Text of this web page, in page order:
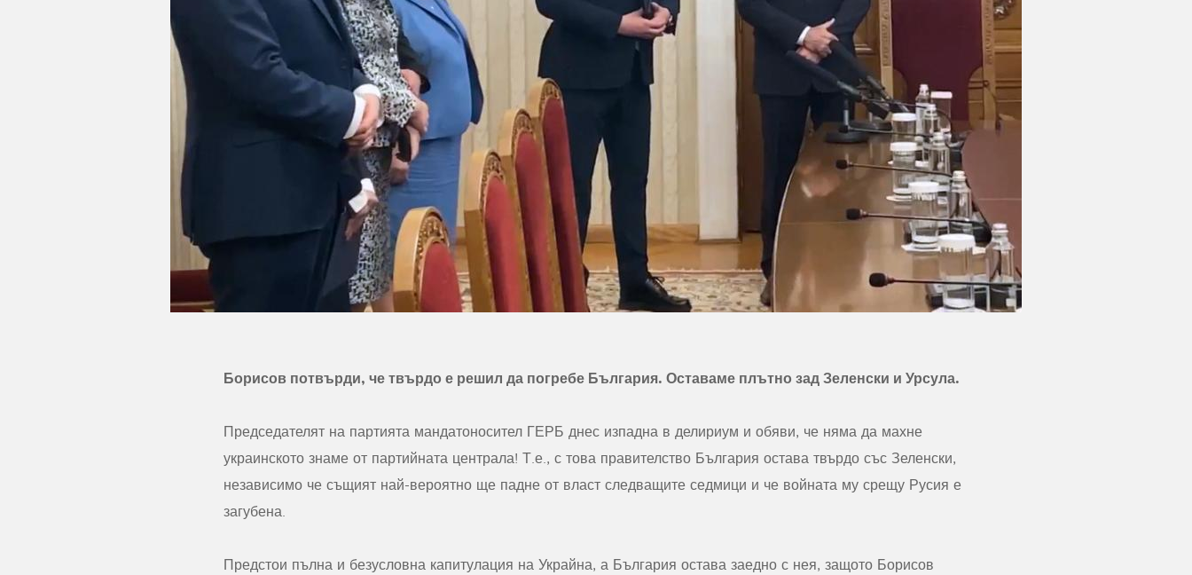
Борисов потвърди, че твърдо е решил да погребе България. Оставаме плътно зад Зеленски и Урсула.
Председателят на партията мандатоносител ГЕРБ днес изпадна в делириум и обяви, че няма да махне
украинското знаме от партийната централа! Т.е., с това правителство България остава твърдо със Зеленски,
независимо че същият най-вероятно ще падне от власт следващите седмици и че войната му срещу Русия е
загубена.
Предстои пълна и безусловна капитулация на Украйна, а България остава заедно с нея, защото Борисов